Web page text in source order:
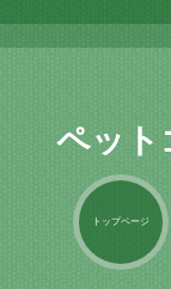
ペット
トップページ